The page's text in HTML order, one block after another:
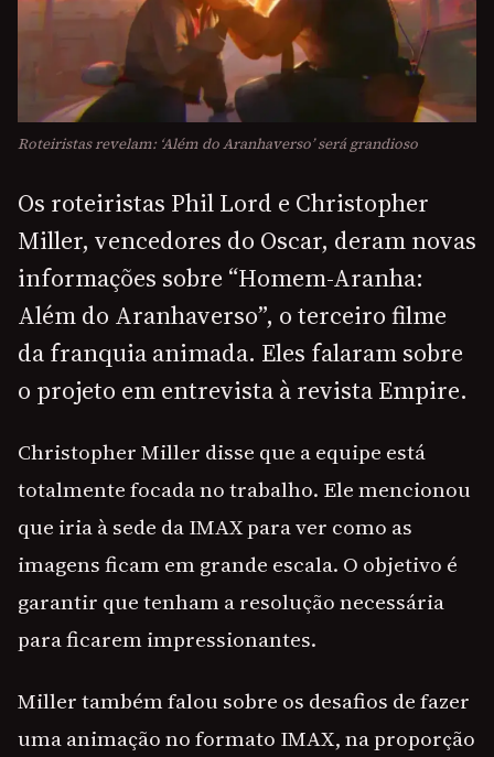
Roteiristas revelam: ‘Além do Aranhaverso’ será grandioso
Os roteiristas Phil Lord e Christopher
Miller, vencedores do Oscar, deram novas
informações sobre “Homem-Aranha:
Além do Aranhaverso”, o terceiro filme
da franquia animada. Eles falaram sobre
o projeto em entrevista à revista Empire.
Christopher Miller disse que a equipe está
totalmente focada no trabalho. Ele mencionou
que iria à sede da IMAX para ver como as
imagens ficam em grande escala. O objetivo é
garantir que tenham a resolução necessária
para ficarem impressionantes.
Miller também falou sobre os desafios de fazer
uma animação no formato IMAX, na proporção